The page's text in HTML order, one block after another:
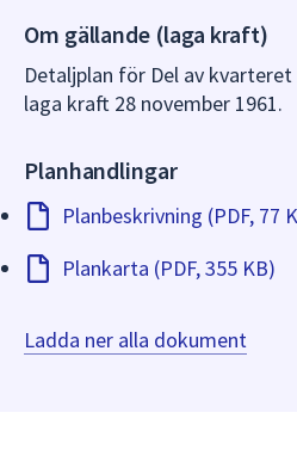
Om gällande (laga kraft)
Detaljplan för Del av
laga kraft 28 november 1961.
Planhandlingar
Planbeskrivning (PDF, 77
Plankarta (PDF, 355 KB)
Ladda ner alla dokument